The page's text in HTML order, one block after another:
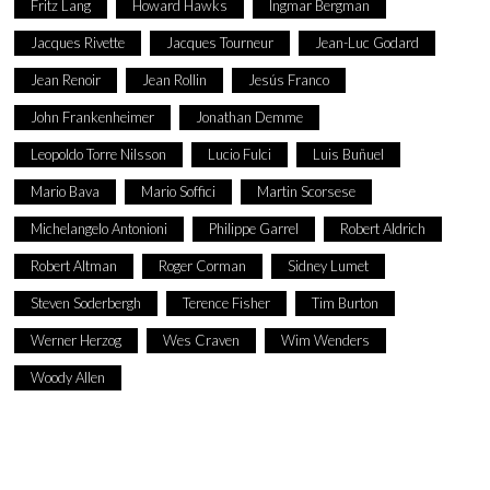
Fritz Lang Howard Hawks Ingmar Bergman
Jacques Rivette Jacques Tourneur Jean-Luc Godard
Jean Renoir Jean Rollin Jesús Franco
John Frankenheimer Jonathan Demme
Leopoldo Torre Nilsson Lucio Fulci Luis Buñuel
Mario Bava Mario Soffici Martin Scorsese
Michelangelo Antonioni Philippe Garrel Robert Aldrich
Robert Altman Roger Corman Sidney Lumet
Steven Soderbergh Terence Fisher Tim Burton
Werner Herzog Wes Craven Wim Wenders
Woody Allen